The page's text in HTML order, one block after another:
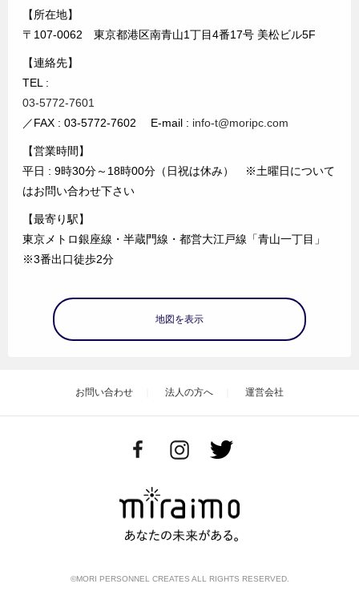
【所在地】
〒107-0062 東京都港区南青山1丁目4番17号 美松ビル5F
【連絡先】
TEL :
03-5772-7601
／FAX : 03-5772-7602 E-mail : info-t@moripc.com
【営業時間】
平日 : 9時30分～18時00分（日祝は休み） ※土曜日について
はお問い合わせ下さい
【最寄り駅】
東京メトロ銀座線・半蔵門線・都営大江戸線「青山一丁目」
※3番出口徒歩2分
地図を表示
お問い合わせ 法人の方へ 運営会社
©MORI PERSONNEL CREATES ALL RIGHTS RESERVED.